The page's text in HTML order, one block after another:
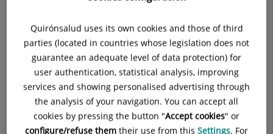
Quirónsalud uses its own cookies and those of third
parties (located in countries whose legislation does not
guarantee an adequate level of data protection) for
user authentication, statistical analysis, improving
services and showing personalised advertising through
the analysis of your navigation. You can accept all
cookies by pressing the button "Accept cookies" or
configure/refuse them their use from this Settings. For